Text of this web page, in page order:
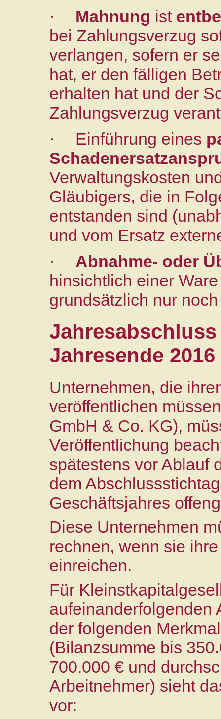
· Mahnung ist
bei Zahlungsverzug
verlangen, sofern er
hat, er den fälligen
erhalten hat und der
Zahlungsverzug
· Einführung eines
Verwaltungskosten
Gläubigers, die in
entstanden sind
und vom Ersatz
·
Abnahme- oder
hinsichtlich einer
grundsätzlich nur
Jahresende
Unternehmen, die
veröffentlichen
GmbH & Co. KG),
Veröffentlichung
spätestens vor Ablauf
dem
Geschäftsjahres
Diese Unternehmen
rechnen, wenn sie
einreichen.
Für
aufeinanderfolgenden
der folgenden
(Bilanzsumme bis
700.000 € und
Arbeitnehmer) sieht
vor: